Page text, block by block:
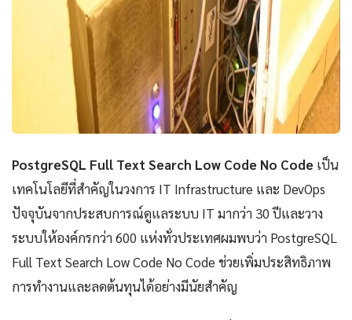
PostgreSQL Full Text Search Low Code No Code เป็น
เทคโนโลยีที่สำคัญในวงการ IT Infrastructure และ DevOps
ปัจจุบันจากประสบการณ์ดูแลระบบ IT มากว่า 30 ปีและวาง
ระบบให้องค์กรกว่า 600 แห่งทั่วประเทศผมพบว่า PostgreSQL
Full Text Search Low Code No Code ช่วยเพิ่มประสิทธิภาพ
การทำงานและลดต้นทุนได้อย่างมีนัยสำคัญ